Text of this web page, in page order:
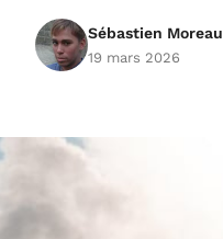
Sébastien Moreau
19 mars 2026